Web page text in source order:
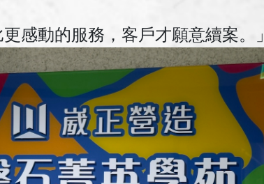
感動的服務，客戶才願意續案。」